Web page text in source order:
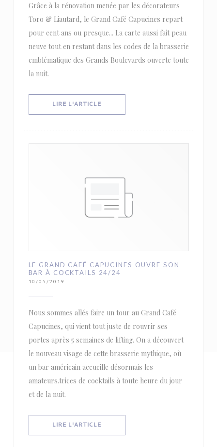
Grâce à la rénovation menée par les décorateurs
Toro & Liautard, le Grand Café Capucines repart
pour cent ans ou presque... La carte aussi fait peau
neuve tout en restant dans les codes de la brasserie
emblématique des Grands Boulevards ouverte toute
la nuit.
LIRE L'ARTICLE
LE GRAND CAFÉ CAPUCINES OUVRE SON
BAR À COCKTAILS 24/24
10/05/2019
Nous sommes allés faire un tour au Grand Café
Capucines, qui vient tout juste de rouvrir ses
portes après 5 semaines de lifting. On a découvert
le nouveau visage de cette brasserie mythique, où
un bar américain accueille désormais les
amateurs.trices de cocktails à toute heure du jour
et de la nuit.
LIRE L'ARTICLE